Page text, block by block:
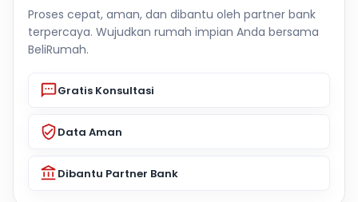
Proses cepat, aman, dan dibantu oleh partner bank
terpercaya. Wujudkan rumah impian Anda bersama
BeliRumah.
Gratis Konsultasi
Data Aman
Dibantu Partner Bank